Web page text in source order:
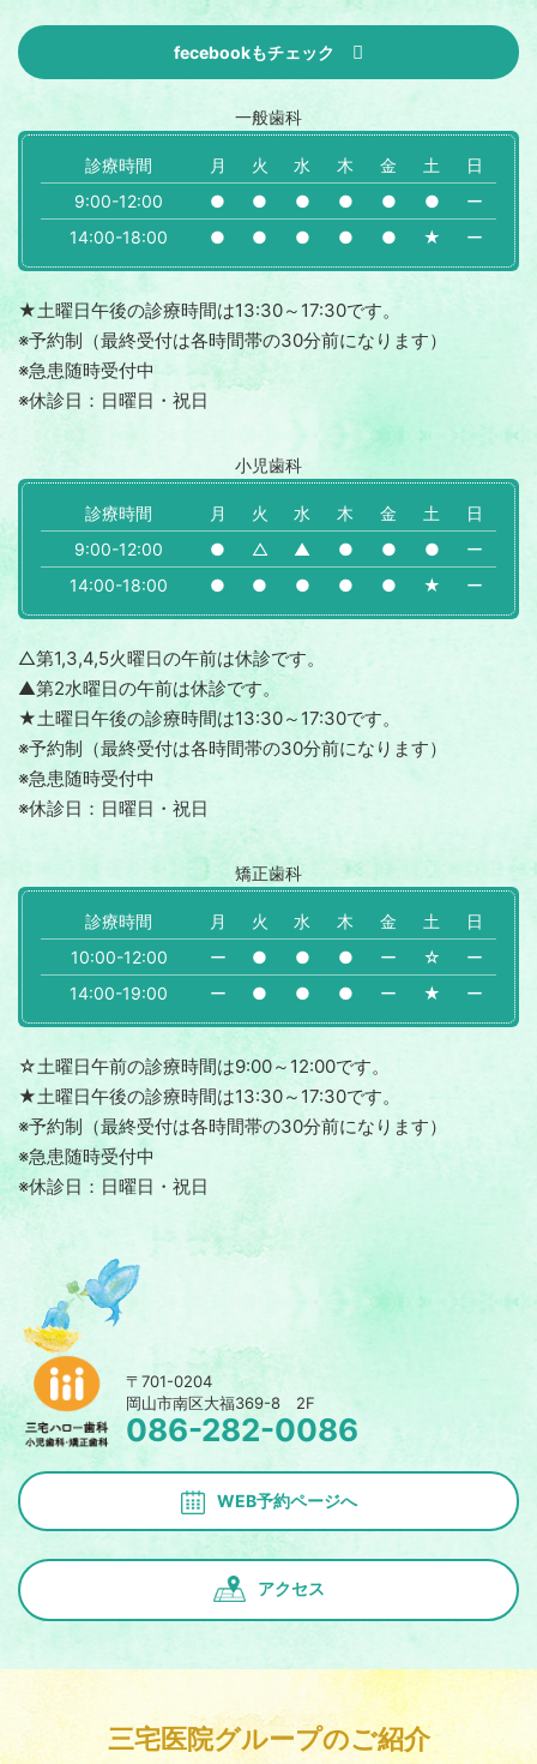
fecebookもチェック
一般歯科
診療時間 月 火 水 木 金 土
日
9:00-12:00
● ● ● ● ● ●
ー
14:00-18:00
● ● ● ● ● ★ ー
★土曜日午後の診療時間は13:30～17:30です。
※予約制（最終受付は各時間帯の30分前になります）
※急患随時受付中
※休診日：日曜日・祝日
小児歯科
診療時間 月 火 水 木 金 土
日
9:00-12:00
● △ ▲ ● ● ●
ー
14:00-18:00
● ● ● ● ● ★ ー
△第1,3,4,5火曜日の午前は休診です。
▲第2水曜日の午前は休診です。
★土曜日午後の診療時間は13:30～17:30です。
※予約制（最終受付は各時間帯の30分前になります）
※急患随時受付中
※休診日：日曜日・祝日
矯正歯科
診療時間 月 火 水 木 金 土
日
10:00-12:00
ー ● ● ● ー ☆
ー
14:00-19:00
ー ● ● ● ー ★ ー
☆土曜日午前の診療時間は9:00～12:00です。
★土曜日午後の診療時間は13:30～17:30です。
※予約制（最終受付は各時間帯の30分前になります）
※急患随時受付中
※休診日：日曜日・祝日
〒701-0204
岡山市南区大福369-8 2F
086-282-0086
WEB予約ページへ
アクセス
三宅医院グループのご紹介